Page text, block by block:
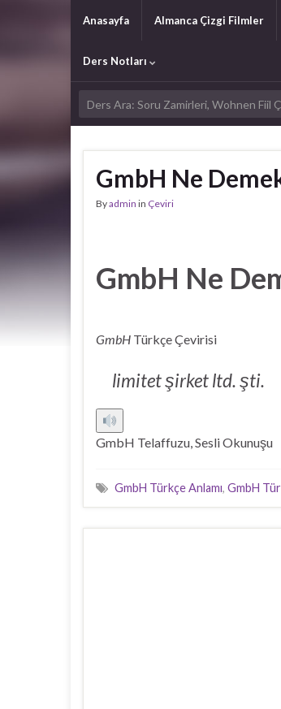
Anasayfa Almanca Çizgi Filmler
Ders Notları
GmbH Ne
Byadmin in Çeviri
GmbH Ne
GmbH Türkçe Çevirisi
limitet şirket ltd. şti.
GmbH Telaffuzu, Sesli Okunuşu
GmbH Türkçe Anlamı, GmbH